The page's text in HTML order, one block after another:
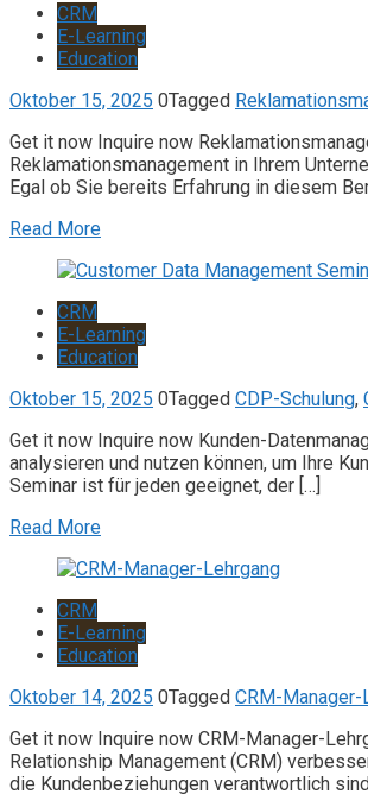
CRM
E-Learning
Education
Oktober 15, 2025 0Tagged
Get it now Inquire now
Reklamationsmanagement in Ihrem
Egal ob Sie bereits Erfahrung in diesem
Read More
CRM
E-Learning
Education
Oktober 15, 2025 0Tagged CDP-Schulung,
Get it now Inquire now Kunden-
analysieren und nutzen können, um Ihre
Seminar ist für jeden geeignet, der […]
Read More
CRM
E-Learning
Education
Oktober 14, 2025 0Tagged CRM-Manager-
Get it now Inquire now CRM-Manager-
Relationship Management (CRM)
die Kundenbeziehungen verantwortlich